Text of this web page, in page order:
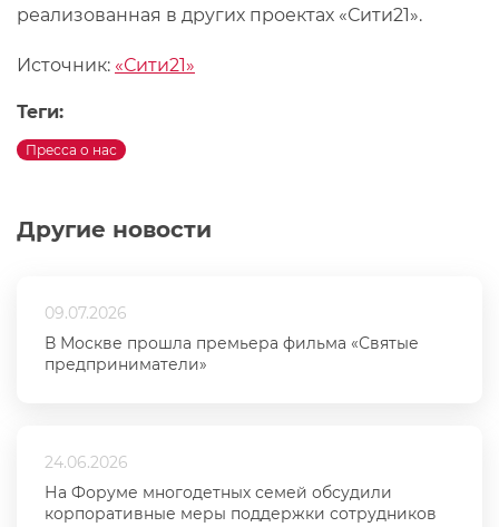
Другие новости
09.07.2026
В Москве прошла премьера фильма «Святые
предприниматели»
24.06.2026
На Форуме многодетных семей обсудили
корпоративные меры поддержки сотрудников
реализованная в других проектах «Сити21».
Источник: «Сити21»
Теги:
Пресса о нас